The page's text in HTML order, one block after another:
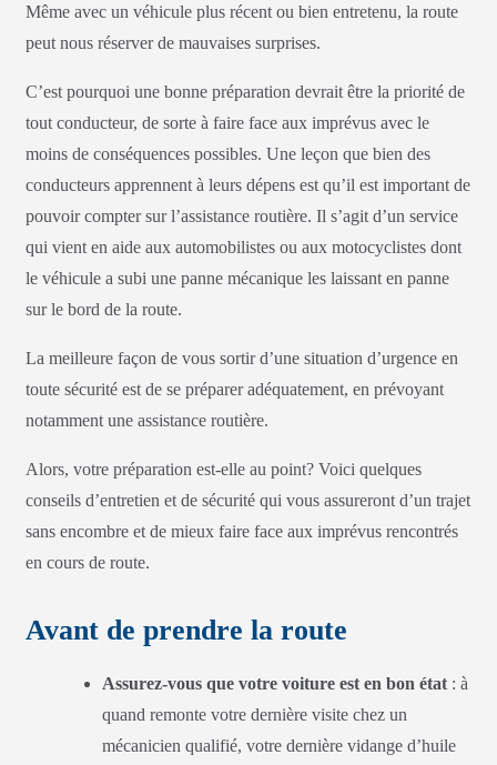
Même avec un véhicule plus récent ou bien entretenu, la route
peut nous réserver de mauvaises surprises.
C’est pourquoi une bonne préparation devrait être la priorité de
tout conducteur, de sorte à faire face aux imprévus avec le
moins de conséquences possibles. Une leçon que bien des
conducteurs apprennent à leurs dépens est qu’il est important de
pouvoir compter sur l’assistance routière. Il s’agit d’un service
qui vient en aide aux automobilistes ou aux motocyclistes dont
le véhicule a subi une panne mécanique les laissant en panne
sur le bord de la route.
La meilleure façon de vous sortir d’une situation d’urgence en
toute sécurité est de se préparer adéquatement, en prévoyant
notamment une assistance routière.
Alors, votre préparation est-elle au point? Voici quelques
conseils d’entretien et de sécurité qui vous assureront d’un trajet
sans encombre et de mieux faire face aux imprévus rencontrés
en cours de route.
Avant de prendre la route
Assurez-vous que votre voiture est en bon état: à
quand remonte votre dernière visite chez un
mécanicien qualifié, votre dernière vidange d’huile